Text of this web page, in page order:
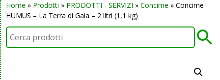
Home » Prodotti » PRODOTTI - SERVIZI » Concime » Concime
HUMUS – La Terra di Gaia – 2 litri (1,1 kg)